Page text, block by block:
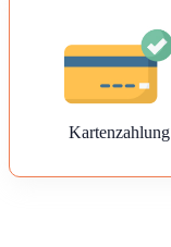
Kartenzahlung